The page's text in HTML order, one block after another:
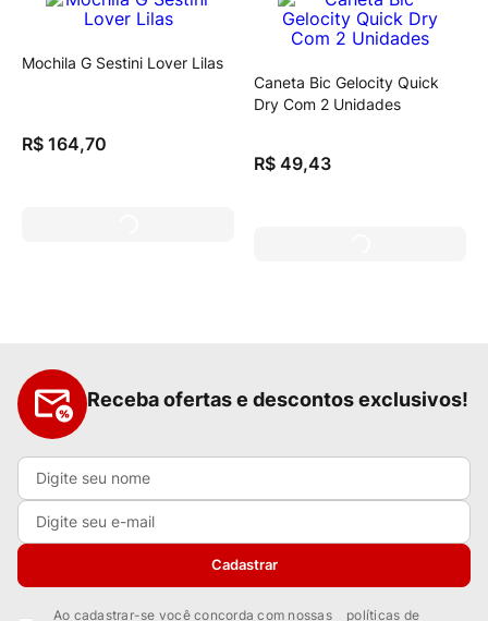
Mochila G Sestini Lover Lilas
R$ 164,70
Caneta Bic Gelocity Quick
Dry Com 2 Unidades
R$ 49,43
Receba ofertas e descontos exclusivos!
Cadastrar
Ao cadastrar-se você concorda com nossas
políticas de